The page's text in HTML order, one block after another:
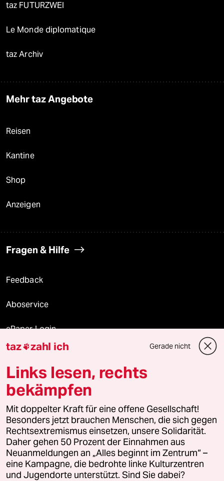
taz FUTURZWEI
Le Monde diplomatique
taz Archiv
Mehr taz Angebote
Reisen
Kantine
Shop
Anzeigen
Fragen & Hilfe
Feedback
Aboservice
ePaper Login
Downloads für Abonnierende
© 2026 taz Verlags und Vertriebs GmbH
Alle Rechte vorbehalten. Bei rechtlichen Fragen oder für Genehmigungen
wenden Sie sich bitte an
lizenzen@taz.de
Feedback Redaktionsstatut Kommune-Richtlinien
Leitlinie Informant Datenschutz Impressum AGB
taz zahl ich Gerade nicht
Links lesen, rechts
bekämpfen
Mit doppelter Kraft für eine offene Gesellschaft!
Besonders jetzt brauchen Menschen, die sich gegen
Rechtsextremismus einsetzen, unsere Solidarität.
Daher gehen 50 Prozent der Einnahmen aus
Neuanmeldungen an „Alles beginnt im Zentrum“ –
eine Kampagne, die bedrohte linke Kulturzentren
und Jugendorte unterstützt. Sind Sie dabei?